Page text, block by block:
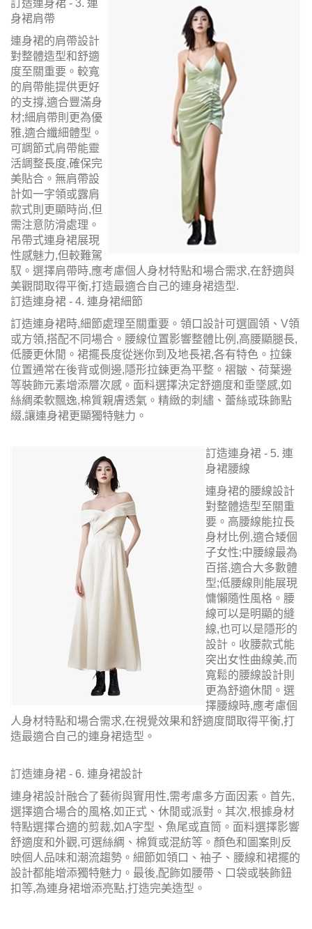
訂造連身裙 - 3. 連
身裙肩帶
連身裙的肩帶設計
對整體造型和舒適
度至關重要。較寬
的肩帶能提供更好
的支撐,適合豐滿身
材;細肩帶則更為優
雅,適合纖細體型。
可調節式肩帶能靈
活調整長度,確保完
美貼合。無肩帶設
計如一字領或露肩
款式則更顯時尚,但
需注意防滑處理。
吊帶式連身裙展現
性感魅力,但較難駕
馭。選擇肩帶時,應考慮個人身材特點和場合需求,在舒適與
美觀間取得平衡,打造最適合自己的連身裙造型.
訂造連身裙 - 4. 連身裙細節
訂造連身裙時,細節處理至關重要。領口設計可選圓領、V領
或方領,搭配不同場合。腰線位置影響整體比例,高腰顯腿長,
低腰更休閒。裙擺長度從迷你到及地長裙,各有特色。拉鍊
位置通常在後背或側邊,隱形拉鍊更為平整。褶皺、荷葉邊
等裝飾元素增添層次感。面料選擇決定舒適度和垂墜感,如
絲綢柔軟飄逸,棉質親膚透氣。精緻的刺繡、蕾絲或珠飾點
綴,讓連身裙更顯獨特魅力。
訂造連身裙 - 5. 連
身裙腰線
連身裙的腰線設計
對整體造型至關重
要。高腰線能拉長
身材比例,適合矮個
子女性;中腰線最為
百搭,適合大多數體
型;低腰線則能展現
慵懶隨性風格。腰
線可以是明顯的縫
線,也可以是隱形的
設計。收腰款式能
突出女性曲線美,而
寬鬆的腰線設計則
更為舒適休閒。選
擇腰線時,應考慮個
人身材特點和場合需求,在視覺效果和舒適度間取得平衡,打
造最適合自己的連身裙造型。
訂造連身裙 - 6. 連身裙設計
連身裙設計融合了藝術與實用性,需考慮多方面因素。首先,
選擇適合場合的風格,如正式、休閒或派對。其次,根據身材
特點選擇合適的剪裁,如A字型、魚尾或直筒。面料選擇影響
舒適度和外觀,可選絲綢、棉質或混紡等。顏色和圖案則反
映個人品味和潮流趨勢。細節如領口、袖子、腰線和裙擺的
設計都能增添獨特魅力。最後,配飾如腰帶、口袋或裝飾鈕
扣等,為連身裙增添亮點,打造完美造型。